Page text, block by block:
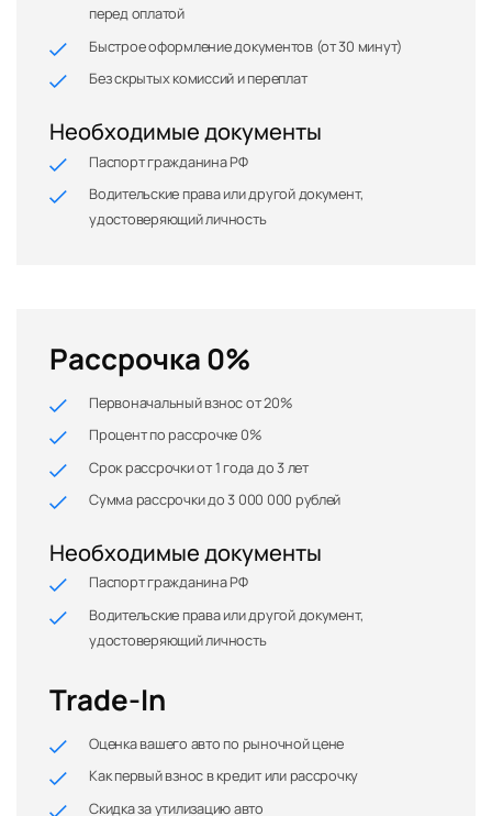
перед оплатой
Быстрое оформление документов (от 30 минут)
Без скрытых комиссий и переплат
Необходимые документы
Паспорт гражданина РФ
Водительские права или другой документ,
удостоверяющий личность
Рассрочка 0%
Первоначальный взнос от 20%
Процент по рассрочке 0%
Срок рассрочки от 1 года до 3 лет
Сумма рассрочки до 3 000 000 рублей
Необходимые документы
Паспорт гражданина РФ
Водительские права или другой документ,
удостоверяющий личность
Trade-In
Оценка вашего авто по рыночной цене
Как первый взнос в кредит или рассрочку
Скидка за утилизацию авто